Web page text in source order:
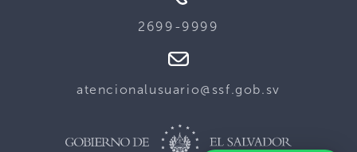
2699-9999
atencionalusuario@ssf.gob.sv